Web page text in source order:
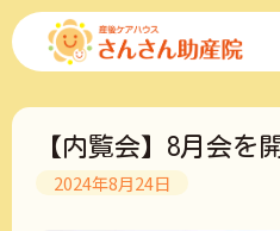
コ
ン
ツ
【内覧会】8月会を
2024年8月24日